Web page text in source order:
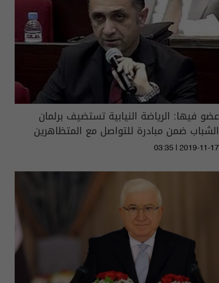
عضو فيها: الرياضة النيابية تستضيف برلمان
الشباب ضمن مبادرة للتواصل مع المتظاهرين
03:35 | 2019-11-17